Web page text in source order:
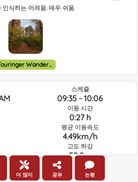
인식하는 어려움: 매우 쉬움
Touringer Wandernadel
스케쥴
09:35 - 10:06
이동 시간
0:27 h
평균 이동속도
4.49km/h
고도 하강
52.2m
더 많이 공유 논평